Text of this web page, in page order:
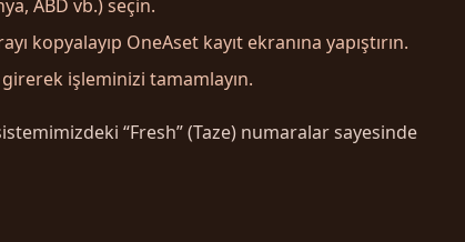
ABD vb.) seçin.
kopyalayıp OneAset kayıt ekranına yapıştırın.
işleminizi tamamlayın.
“Fresh” (Taze) numaralar sayesinde